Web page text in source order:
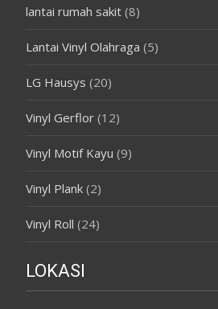
lantai rumah sakit (8)
Lantai Vinyl Olahraga (5)
LG Hausys (20)
Vinyl Gerflor (12)
Vinyl Motif Kayu (9)
Vinyl Plank (2)
Vinyl Roll (24)
LOKASI